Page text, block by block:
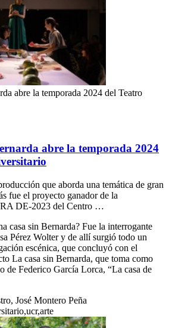
abre la temporada 2024 del Teatro
abre la temporada 2024
que aborda una temática de gran
fue el proyecto ganador de la
DE-2023 del Centro …
casa sin Bernarda? Fue la interrogante
Pérez Wolter y de allí surgió todo un
escénica, que concluyó con el
La casa sin Bernarda, que toma como
de Federico García Lorca, “La casa de
José Montero Peña